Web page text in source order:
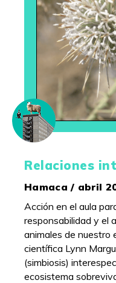
Relaciones
Hamaca / abril
Acción en el aula
responsabilidad y el
animales de nuestro
científica Lynn
(simbiosis)
ecosistema